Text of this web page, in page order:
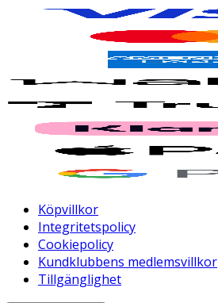
Köpvillkor
Integritetspolicy
Cookiepolicy
Kundklubbens medlemsvillkor
Tillgänglighet